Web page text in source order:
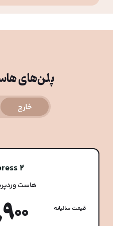
پلن‌های
خارج
2
هاست
قیمت سالیانه